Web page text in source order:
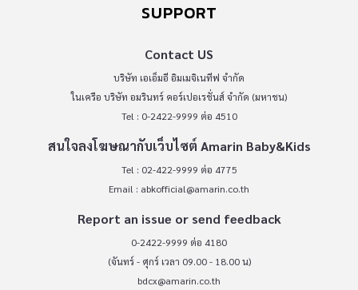
SUPPORT
Contact US
บริษัท เอเอ็มอี อิมเมจิเนทีฟ จำกัด
ในเครือ บริษัท อมรินทร์ คอร์เปอเรชั่นส์ จำกัด (มหาชน)
Tel : 0-2422-9999 ต่อ 4510
สนใจลงโฆษณากับเว็บไซต์ Amarin Baby&Kids
Tel : 02-422-9999 ต่อ 4775
Email : abkofficial@amarin.co.th
Report an issue or send feedback
0-2422-9999 ต่อ 4180
(จันทร์ - ศุกร์ เวลา 09.00 - 18.00 น)
bdcx@amarin.co.th